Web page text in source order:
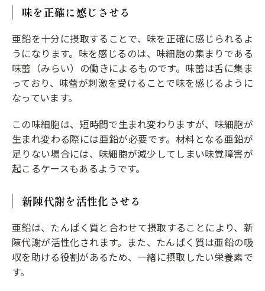
味を正確に感じさせる
亜鉛を十分に摂取することで、味を正確に感じられるよ
うになります。味を感じるのは、味細胞の集まりである
味蕾（みらい）の働きによるものです。味蕾は舌に集ま
っており、味蕾が刺激を受けることで味を感じるように
なっています。
この味細胞は、短時間で生まれ変わりますが、味細胞が
生まれ変わる際には亜鉛が必要です。材料となる亜鉛が
足りない場合には、味細胞が減少してしまい味覚障害が
起こるケースもあるようです。
新陳代謝を活性化させる
亜鉛は、たんぱく質と合わせて摂取することにより、新
陳代謝が活性化されます。また、たんぱく質は亜鉛の吸
収を助ける役割があるため、一緒に摂取したい栄養素で
す。